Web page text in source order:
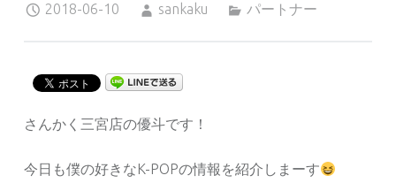
2018-06-10
sankaku
パートナー
さんかく三宮店の優斗です！
今日も僕の好きなK-POPの情報を紹介しまーす